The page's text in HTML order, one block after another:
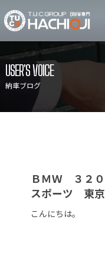
ニュース
目玉車両一覧
保証＆サービス
TUCとは？
納車blog
USER'S VOICE
納車ブログ
ＢＭＷ ３２
スポーツ 東京
こんにちは。